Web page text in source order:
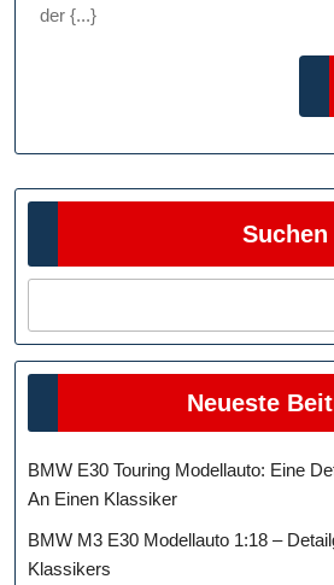
der {...}
Suchen
Neueste
BMW E30 Touring Modellauto: Eine
An Einen Klassiker
BMW M3 E30 Modellauto 1:18 –
Klassikers